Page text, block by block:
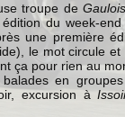
troupe de
du week-end
une première
le mot circule
ça pour rien au
en
excursion à